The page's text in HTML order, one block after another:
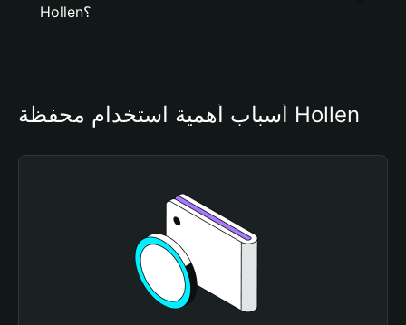
Hollen؟
أسباب أهمية استخدام محفظة Hollen